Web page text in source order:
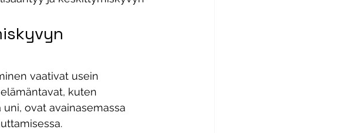
vaativat usein
kuten
ovat avainasemassa